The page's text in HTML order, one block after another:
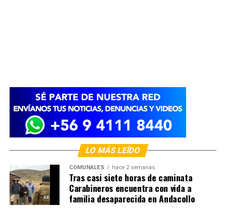
LO MÁS LEÍDO
COMUNALES hace 2 semanas
Tras casi siete horas de caminata
Carabineros encuentra con vida a
familia desaparecida en Andacollo